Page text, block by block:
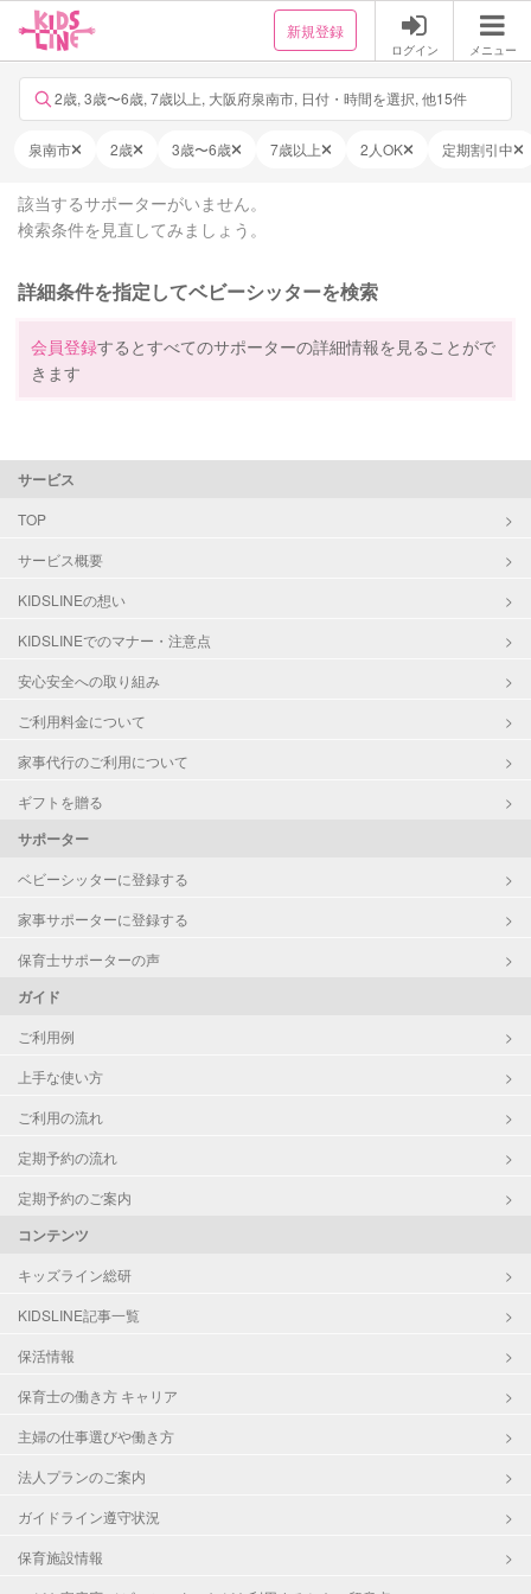
新規登録
ログイン メニュー
2歳, 3歳〜6歳, 7歳以上, 大阪府泉南市, 日付・時間を選択, 他15件
泉南市 2歳 3歳〜6歳 7歳以上 2人OK 定期割引中
該当するサポーターがいません。
検索条件を見直してみましょう。
詳細条件を指定してベビーシッターを検索
会員登録するとすべてのサポーターの詳細情報を見ることがで
きます
サービス
TOP
サービス概要
KIDSLINEの想い
KIDSLINEでのマナー・注意点
安心安全への取り組み
ご利用料金について
家事代行のご利用について
ギフトを贈る
サポーター
ベビーシッターに登録する
家事サポーターに登録する
保育士サポーターの声
ガイド
ご利用例
上手な使い方
ご利用の流れ
定期予約の流れ
定期予約のご案内
コンテンツ
キッズライン総研
KIDSLINE記事一覧
保活情報
保育士の働き方 キャリア
主婦の仕事選びや働き方
法人プランのご案内
ガイドライン遵守状況
保育施設情報